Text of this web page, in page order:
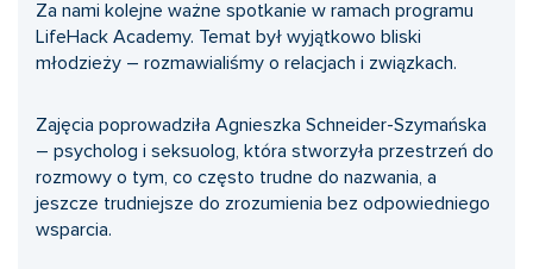
Za nami kolejne ważne spotkanie w ramach programu
LifeHack Academy. Temat był wyjątkowo bliski
młodzieży – rozmawialiśmy o relacjach i związkach.
Zajęcia poprowadziła Agnieszka Schneider-Szymańska
– psycholog i seksuolog, która stworzyła przestrzeń do
rozmowy o tym, co często trudne do nazwania, a
jeszcze trudniejsze do zrozumienia bez odpowiedniego
wsparcia.